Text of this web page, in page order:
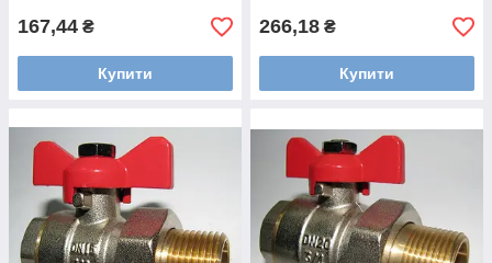
167,44 ₴
Купити
266,18 ₴
Купити